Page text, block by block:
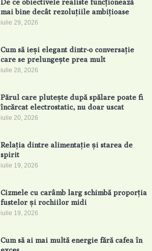
De ce obiectivele realiste funcționează
mai bine decât rezoluțiile ambițioase
iulie 29, 2026
Cum să ieși elegant dintr-o conversație
care se prelungește prea mult
iulie 28, 2026
Părul care plutește după spălare poate fi
încărcat electrostatic, nu doar uscat
iulie 20, 2026
Relația dintre alimentație și starea de
spirit
iulie 19, 2026
Cizmele cu carâmb larg schimbă proporția
fustelor și rochiilor midi
iulie 19, 2026
Cum să ai mai multă energie fără cafea în